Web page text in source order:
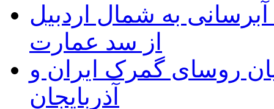
ماده ۲۳ طرح آبرسانی به شمال اردبیل
از سد عمارت
روسای گمرک ایران و
آذربایجان